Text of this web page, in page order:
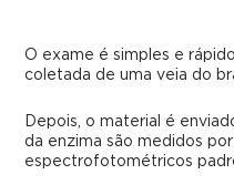
O exame é simples e
coletada de uma veia do
Depois, o material é
da enzima são medidos
espectrofotométricos